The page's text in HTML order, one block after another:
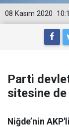
08 Kasım 2020
Parti
sitesine de
Niğde’nin